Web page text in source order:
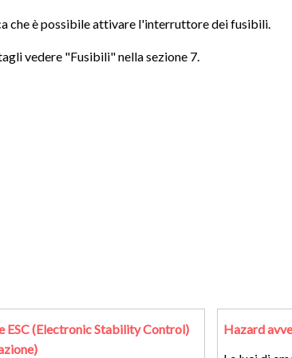
che è possibile attivare l'interruttore dei fusibili.
vedere "Fusibili" nella sezione 7.
ESC (Electronic Stability Control)
Hazard